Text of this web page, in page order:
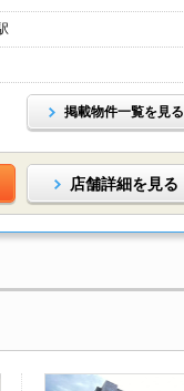
掲載物件一覧を見る
店舗詳細を見る